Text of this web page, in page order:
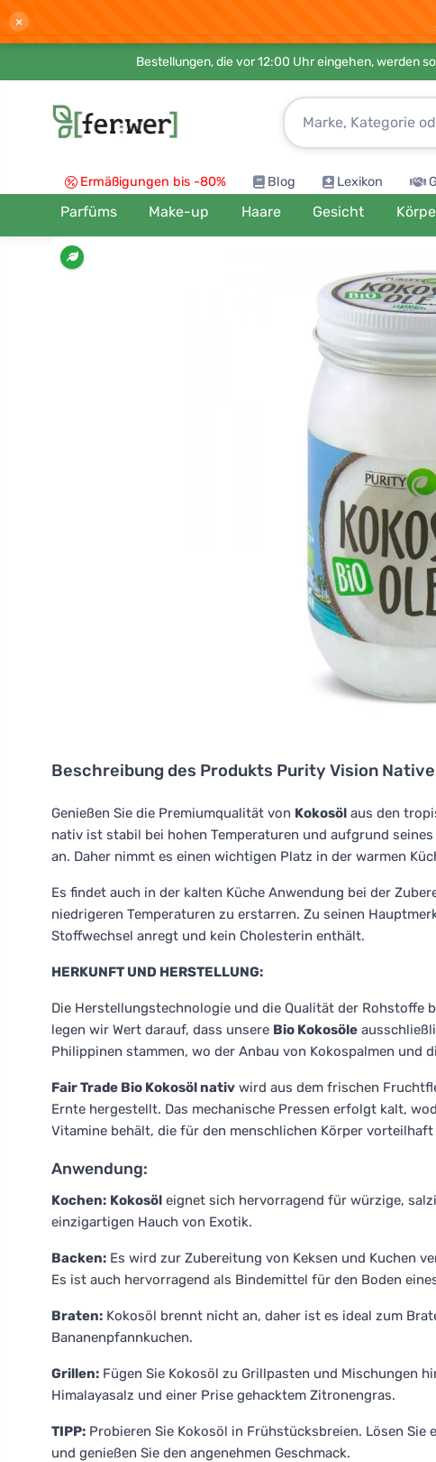
×
Bestellungen, die vor 12:00 Uhr eingehen, werden
Ermäßigungen bis -80% Blog Lexikon
Parfüms Make-up Haare Gesicht
Beschreibung des Produkts Purity Vision
Genießen Sie die Premiumqualität von Kokosöl aus den
nativ ist stabil bei hohen Temperaturen und aufgrund
an. Daher nimmt es einen wichtigen Platz in der warmen
Es findet auch in der kalten Küche Anwendung bei der
niedrigeren Temperaturen zu erstarren. Zu seinen
Stoffwechsel anregt und kein Cholesterin enthält.
HERKUNFT UND HERSTELLUNG:
Die Herstellungstechnologie und die Qualität der Rohstoffe
legen wir Wert darauf, dass unsere Bio Kokosöle
Philippinen stammen, wo der Anbau von Kokospalmen und
Fair Trade Bio Kokosöl nativ wird aus dem frischen
Ernte hergestellt. Das mechanische Pressen erfolgt kalt,
Vitamine behält, die für den menschlichen Körper vorteilhaft
Anwendung:
Kochen: Kokosöl eignet sich hervorragend für würzige,
einzigartigen Hauch von Exotik.
Backen: Es wird zur Zubereitung von Keksen und Kuchen
Es ist auch hervorragend als Bindemittel für den Boden
Braten: Kokosöl brennt nicht an, daher ist es ideal zum
Bananenpfannkuchen.
Grillen: Fügen Sie Kokosöl zu Grillpasten und Mischungen
Himalayasalz und einer Prise gehacktem Zitronengras.
TIPP: Probieren Sie Kokosöl in Frühstücksbreien. Lösen
und genießen Sie den angenehmen Geschmack.